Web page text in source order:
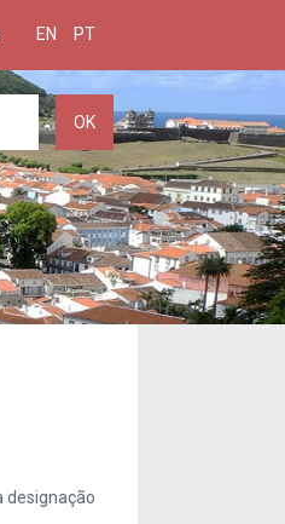
EN PT
OK
designação